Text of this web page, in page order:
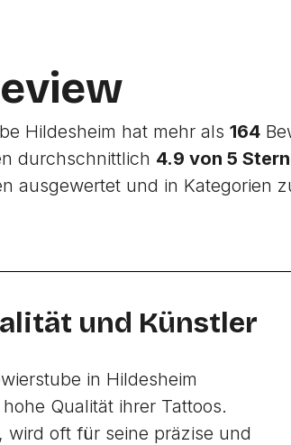
Hildesheim hat mehr als164
durchschnittlich 4.9 von 5
ausgewertet und in Kategorien
und Künstler
in Hildesheim
Qualität ihrer Tattoos.
wird oft für seine präzise und